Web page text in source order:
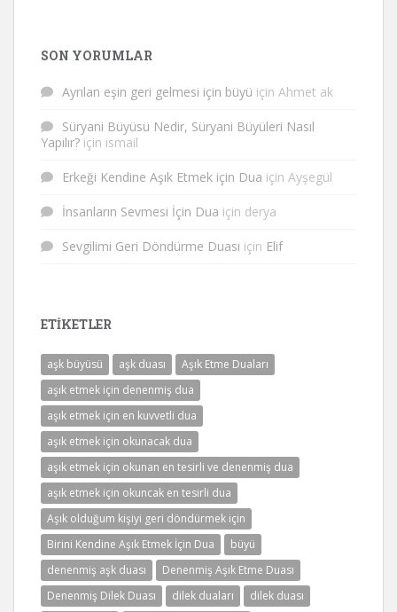
SON YORUMLAR
Ayrılan eşin geri gelmesi için büyü için Ahmet ak
Süryani Büyüsü Nedir, Süryani Büyüleri Nasıl
Yapılır? için ismail
Erkeği Kendine Aşık Etmek için Dua için Ayşegül
İnsanların Sevmesi İçin Dua için derya
Sevgilimi Geri Döndürme Duası için Elif
ETIKETLER
aşk büyüsü aşk duası
Aşık Etme Duaları
aşık etmek için denenmiş dua
aşık etmek için en kuvvetli dua
aşık etmek için okunacak dua
aşık etmek için okunan en tesirli ve denenmiş dua
aşık etmek için okuncak en tesirli dua
Aşık olduğum kişiyi geri döndürmek için
Birini Kendine Aşık Etmek İçin Dua
büyü
denenmiş aşk duası
Denenmiş Aşık Etme Duası
Denenmiş Dilek Duası
dilek duaları
dilek duası